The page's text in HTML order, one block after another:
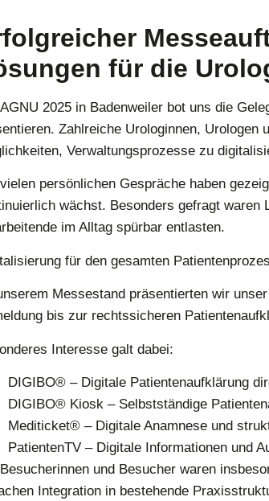
für die
AGNU 2025 in Badenweiler bot uns die
Zahlreiche Urologinnen,
Verwaltungsprozesse zu
persönlichen Gespräche haben
wächst. Besonders gefragt
im Alltag spürbar entlasten.
für den gesamten
Messestand präsentierten wir
bis zur rechtssicheren
Interesse galt dabei:
DIGIBO® – Digitale Patientenaufklärung
DIGIBO® Kiosk – Selbstständige
Mediticket® – Digitale Anamnese und
PatientenTV – Digitale Informationen und
und Besucher waren
Integration in bestehende